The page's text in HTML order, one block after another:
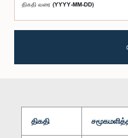
திகதி வரை (YYYY-MM-DD)
திகதி